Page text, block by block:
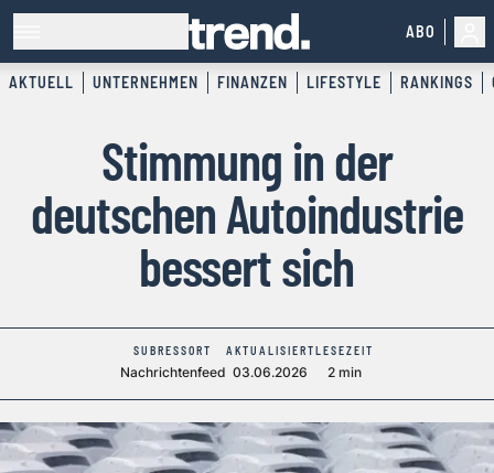
ABO
AKTUELL UNTERNEHMEN FINANZEN LIFESTYLE RANKINGS
Stimmung in der
deutschen Autoindustrie
bessert sich
SUBRESSORT
Nachrichtenfeed
AKTUALISIERT
03.06.2026
LESEZEIT
2 min